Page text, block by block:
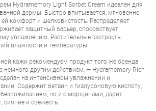
Hydramemory Light Sorbet Cream идеален для
дермы. Быстро впитывается, мгновенно
комфорт и шелковистость. Распределяет
защитный барьер, способствует
увлажнению. Растительные экстракты
влажности и температуры.
кожи рекомендуем продукт того же бренда
немного другим действием, — Hydramemory Rich
на интенсивном увлажнении и
Содержит бетаин и гиалуроновую кислоту,
но и с морщинами, дарит
и свежесть.